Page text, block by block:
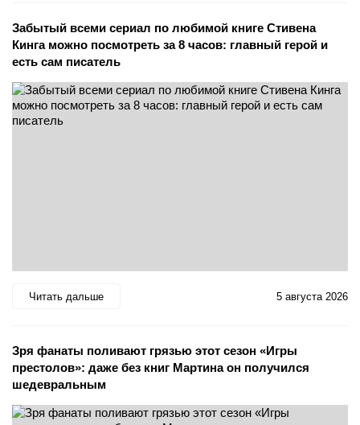
Забытый всеми сериал по любимой книге Стивена
Кинга можно посмотреть за 8 часов: главный герой и
есть сам писатель
Читать дальше 5 августа 2026
Зря фанаты поливают грязью этот сезон «Игры
престолов»: даже без книг Мартина он получился
шедевральным